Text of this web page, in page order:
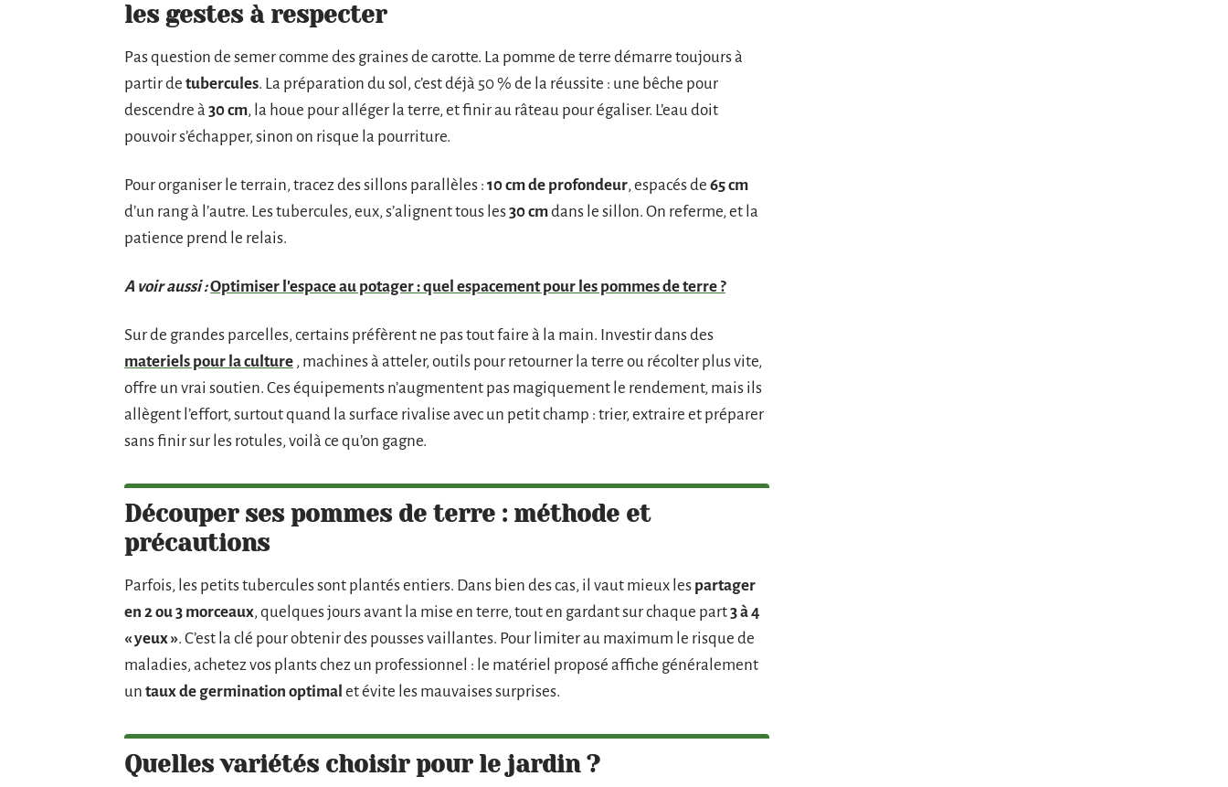
les gestes à respecter
Pas question de semer comme des graines de carotte. La pomme de terre démarre toujours à
partir de tubercules. La préparation du sol, c’est déjà 50 % de la réussite : une bêche pour
descendre à 30 cm, la houe pour alléger la terre, et finir au râteau pour égaliser. L’eau doit
pouvoir s’échapper, sinon on risque la pourriture.
Pour organiser le terrain, tracez des sillons parallèles : 10 cm de profondeur, espacés de 65 cm
d’un rang à l’autre. Les tubercules, eux, s’alignent tous les30 cmdans le sillon. On referme, et la
patience prend le relais.
A voir aussi :Optimiser l'espace au potager : quel espacement pour les pommes de terre ?
Sur de grandes parcelles, certains préfèrent ne pas tout faire à la main. Investir dans des
materiels pour la culture ­, machines à atteler, outils pour retourner la terre ou récolter plus vite,
offre un vrai soutien. Ces équipements n’augmentent pas magiquement le rendement, mais ils
allègent l’effort, surtout quand la surface rivalise avec un petit champ : trier, extraire et préparer
sans finir sur les rotules, voilà ce qu’on gagne.
Découper ses pommes de terre : méthode et
précautions
Parfois, les petits tubercules sont plantés entiers. Dans bien des cas, il vaut mieux les partager
en 2 ou 3 morceaux, quelques jours avant la mise en terre, tout en gardant sur chaque part3 à 4
« yeux ». C’est la clé pour obtenir des pousses vaillantes. Pour limiter au maximum le risque de
maladies, achetez vos plants chez un professionnel : le matériel proposé affiche généralement
un taux de germination optimal et évite les mauvaises surprises.
Quelles variétés choisir pour le jardin ?